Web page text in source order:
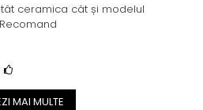
ceramica cât și modelul
MAI MULTE